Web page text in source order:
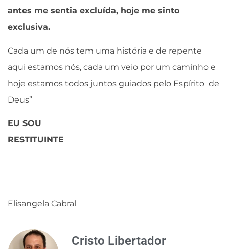
antes me sentia excluída, hoje me sinto
exclusiva.
Cada um de nós tem uma história e de repente
aqui estamos nós, cada um veio por um caminho e
hoje estamos todos juntos guiados pelo Espírito de
Deus”
EU SOU
Elisangela Cabral
Cristo Libertador